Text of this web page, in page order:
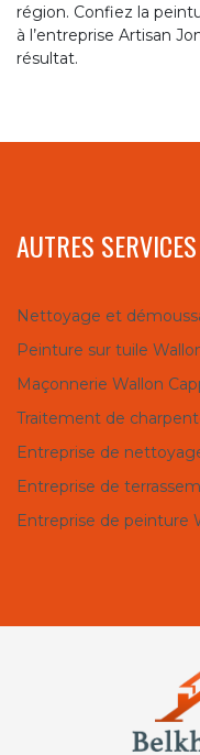
région. Confiez la
à l’entreprise Artisan
résultat.
AUTRES SERVICES
Nettoyage et
Peinture sur tuile
Maçonnerie Wallon
Traitement de
Entreprise de
Entreprise de
Entreprise de peinture